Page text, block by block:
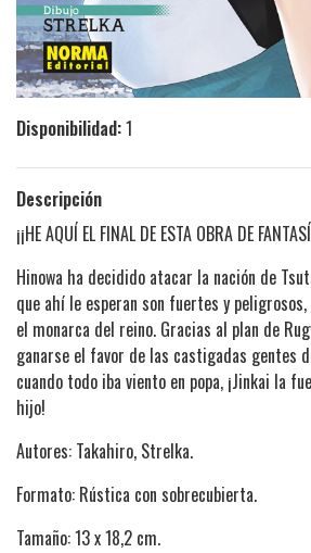
Disponibilidad:1
Descripción
¡¡HE AQUÍ EL FINAL DE ESTA OBRA DE
Hinowa ha decidido atacar la nación de
que ahí le esperan son fuertes y
el monarca del reino. Gracias al plan de
ganarse el favor de las castigadas gentes
cuando todo iba viento en popa, ¡Jinkai la
hijo!
Autores: Takahiro, Strelka.
Formato: Rústica con sobrecubierta.
Tamaño: 13 x 18,2 cm.